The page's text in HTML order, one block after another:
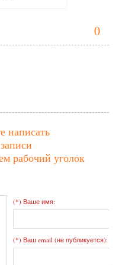
0
написать
рабочий уголок
(*) Ваше имя:
(*) Ваш email (не публикуется):